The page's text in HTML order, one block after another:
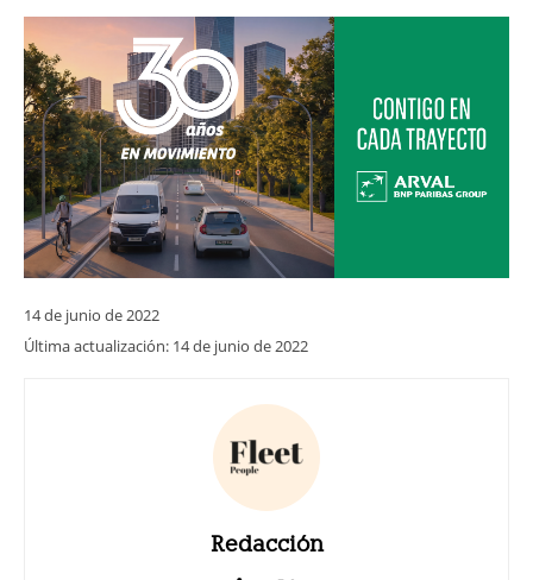
14 de junio de 2022
Última actualización: 14 de junio de 2022
Redacción